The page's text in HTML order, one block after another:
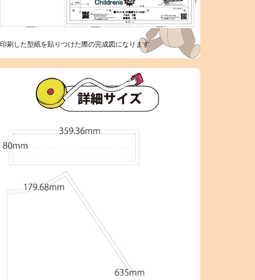
印刷した型紙を貼りつけた際の完成図になります